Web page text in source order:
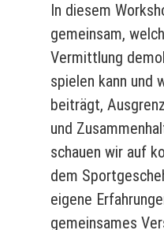
In diesem
gemeinsam,
Vermittlung
spielen kann und
beiträgt,
und
schauen wir auf
dem
eigene
gemeinsames